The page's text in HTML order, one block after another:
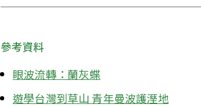
參考資料
眼波流轉：蘭灰蝶
遊學台灣到草山 青年曼波護溼地